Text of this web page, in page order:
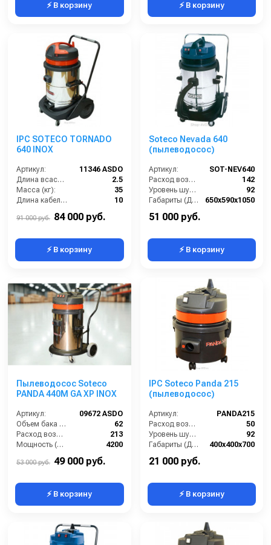
⚡ В корзину ⚡ В корзину
IPC SOTECO TORNADO
640 INOX
Артикул:
11346 ASDO
Длина всасывающего шланга (м):
2.5
Масса (кг):
35
Длина кабеля (м):
10
91 000 руб. 84 000 руб.
⚡ В корзину
Soteco Nevada 640
(пылеводосос)
Артикул:
SOT-NEV640
Расход воздуха (л/сек):
142
Уровень шума (дБ(А)):
92
Габариты (ДхШхВ):
650х590х1050
Номинальный диаметр принадлежностей (мм):
51 000 руб.
⚡ В корзину
Пылеводосос Soteco
PANDA 440M GA XP INOX
Артикул:
09672 ASDO
Объем бака (л):
62
Расход воздуха (л/сек):
213
Мощность (Вт):
4200
53 000 руб. 49 000 руб.
⚡ В корзину
IPC Soteco Panda 215
(пылеводосос)
Артикул:
PANDA215
Расход воздуха (л/сек):
50
Уровень шума (дБ(А)):
92
Габариты (ДхШхВ):
400х400х700
Номинальный диаметр принадлежностей (мм):
21 000 руб.
⚡ В корзину